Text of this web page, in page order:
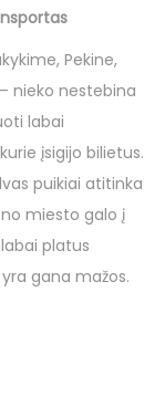
Pekine,
nieko nestebina
labai
įsigijo bilietus.
puikiai atitinka
miesto galo į
platus
gana mažos.